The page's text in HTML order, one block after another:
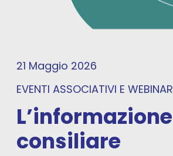
21 Maggio 2026
EVENTI ASSOCIATIVI E WEBINAR
L’informazione
consiliare